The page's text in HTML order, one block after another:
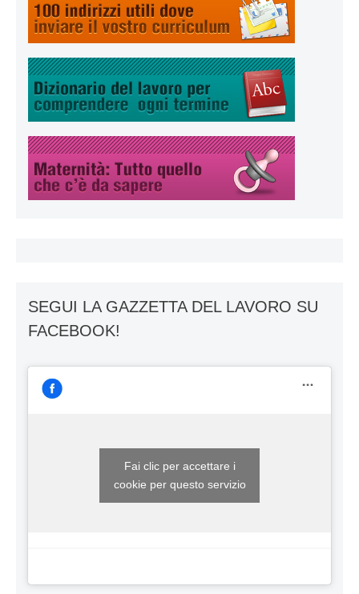
SEGUI LA GAZZETTA DEL LAVORO SU
FACEBOOK!
Fai clic per accettare i
cookie per questo servizio